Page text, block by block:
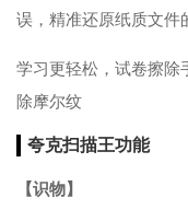
误，精准还原纸质文件
学习更轻松，试卷擦除
除摩尔纹
夸克扫描王功能
【识物】